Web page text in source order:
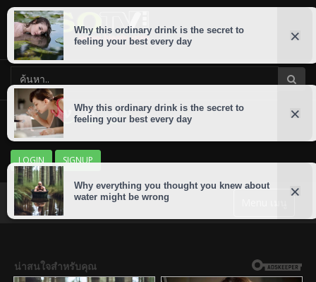
LOGIN SIGNUP